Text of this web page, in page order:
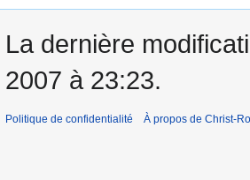
La dernière
2007 à 23:23.
Politique de confidentialité À propos de Christ-